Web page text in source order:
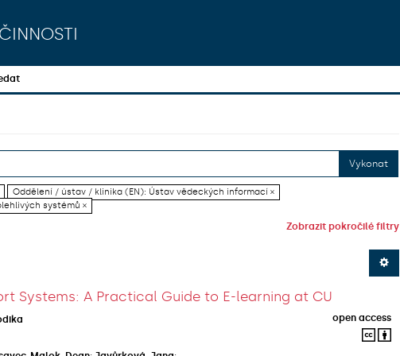
Vykonat
Oddělení / ústav / klinika (EN): Ústav vědeckých informací ×
systémů ×
Zobrazit pokročilé filtry
Systems: A Practical Guide to E-learning at CU
open access